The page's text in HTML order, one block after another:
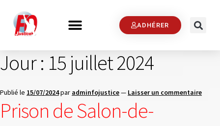
ADHÉRER
Jour : 15 juillet 2024
Publié le 15/07/2024par adminfojustice— Laisser un commentaire
Prison de Salon-de-